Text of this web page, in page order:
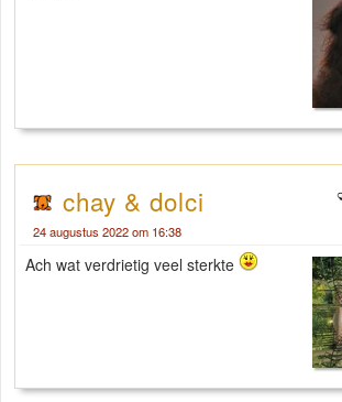
chay & dolci
24 augustus 2022 om 16:38
Ach wat verdrietig veel sterkte